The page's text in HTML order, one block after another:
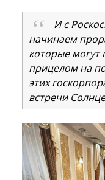
И с
начинаем
которые могут
прицелом на
этих
встречи